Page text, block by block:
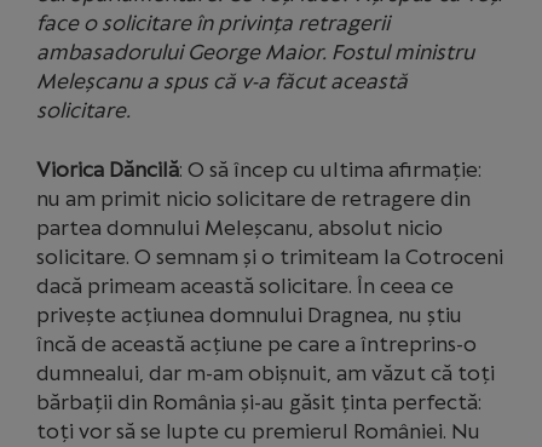
face o solicitare în privința retragerii
ambasadorului George Maior. Fostul ministru
Meleșcanu a spus că v-a făcut această
solicitare.
Viorica Dăncilă: O să încep cu ultima afirmație:
nu am primit nicio solicitare de retragere din
partea domnului Meleșcanu, absolut nicio
solicitare. O semnam și o trimiteam la Cotroceni
dacă primeam această solicitare. În ceea ce
privește acțiunea domnului Dragnea, nu știu
încă de această acțiune pe care a întreprins-o
dumnealui, dar m-am obișnuit, am văzut că toți
bărbații din România și-au găsit ținta perfectă:
toți vor să se lupte cu premierul României. Nu